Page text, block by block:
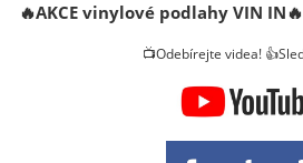
Champagne
🔥AKCE vinylové podlahy VIN IN🔥
📺Odebírejte videa!